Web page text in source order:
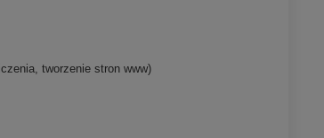
tworzenie stron www)